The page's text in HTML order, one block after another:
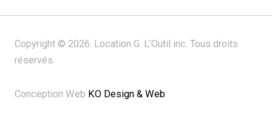
Copyright © 2026. Location G. L’Outil inc. Tous droits
réservés.
Conception Web KO Design & Web